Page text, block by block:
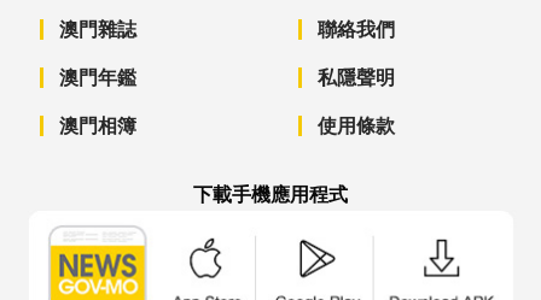
澳門雜誌
澳門年鑑
澳門相簿
聯絡我們
私隱聲明
使用條款
下載手機應用程式